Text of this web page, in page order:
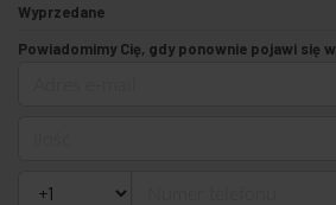
Wyprzedane
Powiadomimy Cię, gdy ponownie pojawi się